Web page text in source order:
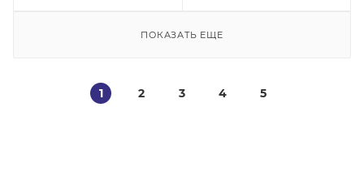
ПОКАЗАТЬ ЕЩЕ
1 2 3 4 5